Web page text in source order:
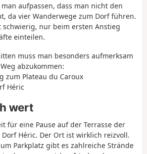
aufpassen, dass man nicht den
da vier Wanderwege zum Dorf führen.
schwierig, nur beim ersten Anstieg
einteilen.
muss man besonders aufmerksam
abzukommen:
zum Plateau du Caroux
Héric
wert
für eine Pause auf der Terrasse der
Héric. Der Ort ist wirklich reizvoll.
Parkplatz gibt es zahlreiche Strände